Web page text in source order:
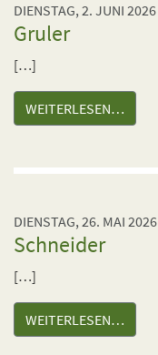
DIENSTAG, 2. JUNI 2026
Gruler
[…]
WEITERLESEN…
DIENSTAG, 26. MAI 2026
Schneider
[…]
WEITERLESEN…